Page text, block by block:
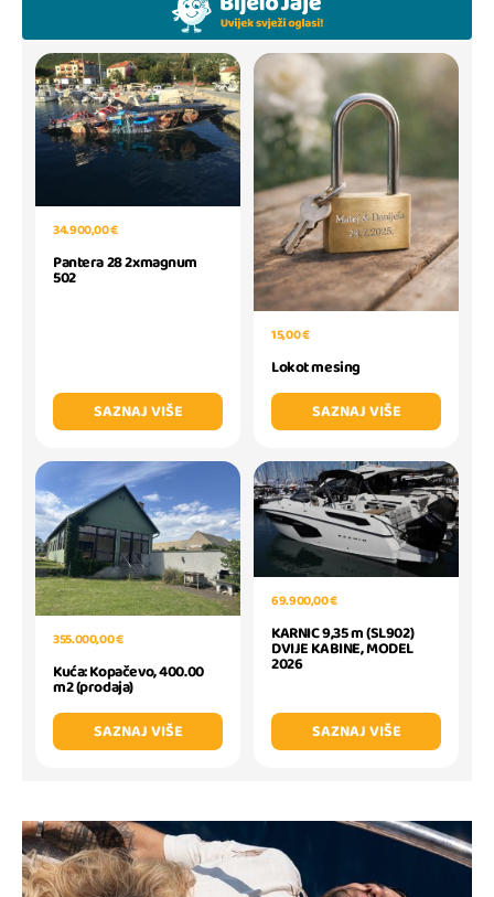
34.900,00 €
Pantera 28 2xmagnum
502
SAZNAJ VIŠE
15,00 €
Lokot mesing
SAZNAJ VIŠE
355.000,00 €
Kuća: Kopačevo, 400.00
m2 (prodaja)
SAZNAJ VIŠE
69.900,00 €
KARNIC 9,35 m (SL902)
DVIJE KABINE, MODEL
2026
SAZNAJ VIŠE